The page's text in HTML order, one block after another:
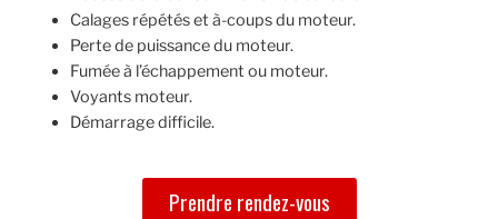
Calages répétés et à-coups du moteur.
Perte de puissance du moteur.
Fumée à l’échappement ou moteur.
Voyants moteur.
Démarrage difficile.
Prendre rendez-vous